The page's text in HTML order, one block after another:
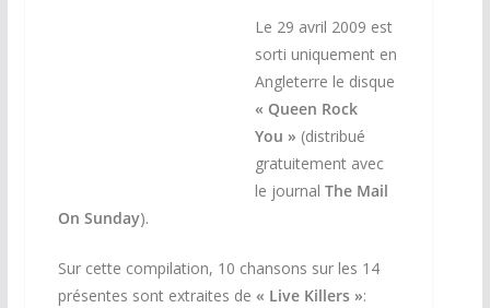
Le 29 avril 2009 est
sorti uniquement en
Angleterre le disque
« Queen Rock
You » (distribué
gratuitement avec
le journal The Mail
On Sunday).
Sur cette compilation, 10 chansons sur les 14
présentes sont extraites de « Live Killers »: